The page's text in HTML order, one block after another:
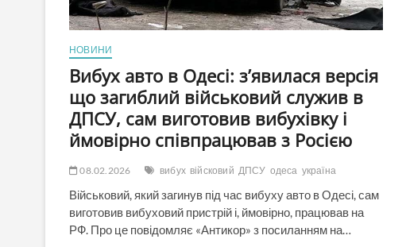
НОВИНИ
Вибух авто в Одесі: з’явилася версія
що загиблий військовий служив в
ДПСУ, сам виготовив вибухівку і
ймовірно співпрацював з Росією
08.02.2026 вибух війсковий ДПСУ одеса україна
Військовий, який загинув під час вибуху авто в Одесі, сам
виготовив вибуховий пристрій і, ймовірно, працював на
РФ. Про це повідомляє «Антикор» з посиланням на…